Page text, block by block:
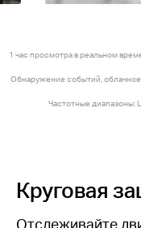
1 час просмотра в реальном
Обнаружение событий,
Частотные диапазоны:
Круговая
Отслеживайте